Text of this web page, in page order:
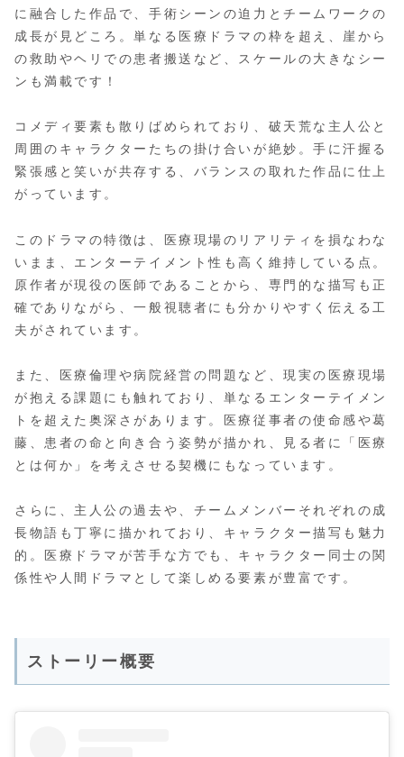
に融合した作品で、手術シーンの迫力とチームワークの
成長が見どころ。単なる医療ドラマの枠を超え、崖から
の救助やヘリでの患者搬送など、スケールの大きなシー
ンも満載です！
コメディ要素も散りばめられており、破天荒な主人公と
周囲のキャラクターたちの掛け合いが絶妙。手に汗握る
緊張感と笑いが共存する、バランスの取れた作品に仕上
がっています。
このドラマの特徴は、医療現場のリアリティを損なわな
いまま、エンターテイメント性も高く維持している点。
原作者が現役の医師であることから、専門的な描写も正
確でありながら、一般視聴者にも分かりやすく伝える工
夫がされています。
また、医療倫理や病院経営の問題など、現実の医療現場
が抱える課題にも触れており、単なるエンターテイメン
トを超えた奥深さがあります。医療従事者の使命感や葛
藤、患者の命と向き合う姿勢が描かれ、見る者に「医療
とは何か」を考えさせる契機にもなっています。
さらに、主人公の過去や、チームメンバーそれぞれの成
長物語も丁寧に描かれており、キャラクター描写も魅力
的。医療ドラマが苦手な方でも、キャラクター同士の関
係性や人間ドラマとして楽しめる要素が豊富です。
ストーリー概要